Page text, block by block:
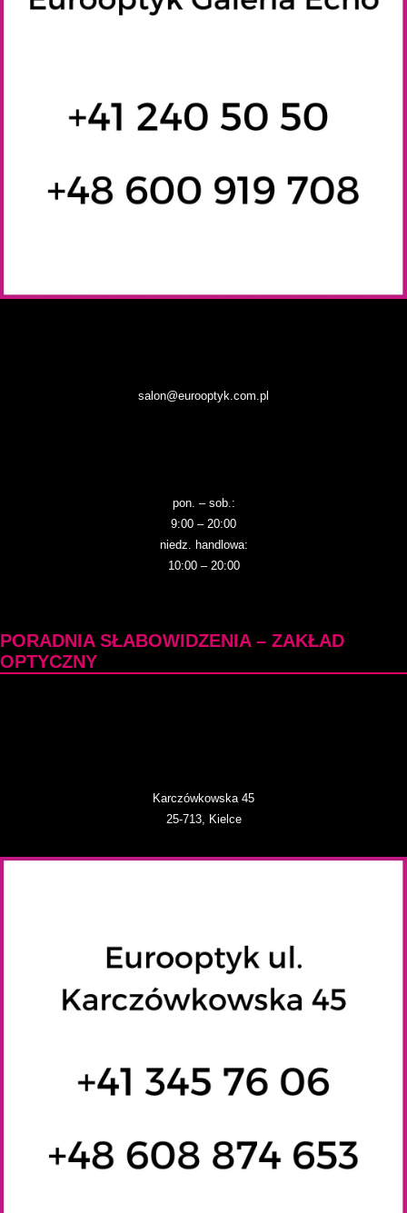
salon@eurooptyk.com.pl
pon. – sob.:
9:00 – 20:00
niedz. handlowa:
10:00 – 20:00
PORADNIA SŁABOWIDZENIA – ZAKŁAD
OPTYCZNY
Karczówkowska 45
25-713, Kielce